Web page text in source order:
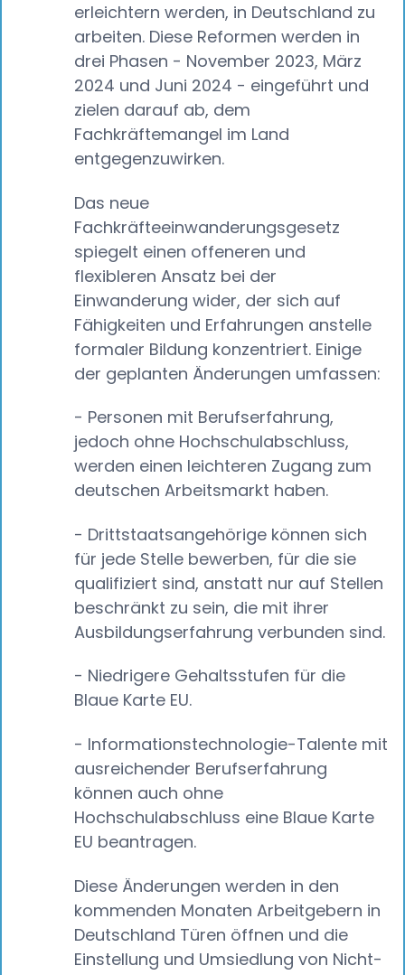
erleichtern werden, in Deutschland zu
arbeiten. Diese Reformen werden in
drei Phasen - November 2023, März
2024 und Juni 2024 - eingeführt und
zielen darauf ab, dem
Fachkräftemangel im Land
entgegenzuwirken.
Das neue
Fachkräfteeinwanderungsgesetz
spiegelt einen offeneren und
flexibleren Ansatz bei der
Einwanderung wider, der sich auf
Fähigkeiten und Erfahrungen anstelle
formaler Bildung konzentriert. Einige
der geplanten Änderungen umfassen:
- Personen mit Berufserfahrung,
jedoch ohne Hochschulabschluss,
werden einen leichteren Zugang zum
deutschen Arbeitsmarkt haben.
- Drittstaatsangehörige können sich
für jede Stelle bewerben, für die sie
qualifiziert sind, anstatt nur auf Stellen
beschränkt zu sein, die mit ihrer
Ausbildungserfahrung verbunden sind.
- Niedrigere Gehaltsstufen für die
Blaue Karte EU.
- Informationstechnologie-Talente mit
ausreichender Berufserfahrung
können auch ohne
Hochschulabschluss eine Blaue Karte
EU beantragen.
Diese Änderungen werden in den
kommenden Monaten Arbeitgebern in
Deutschland Türen öffnen und die
Einstellung und Umsiedlung von Nicht-